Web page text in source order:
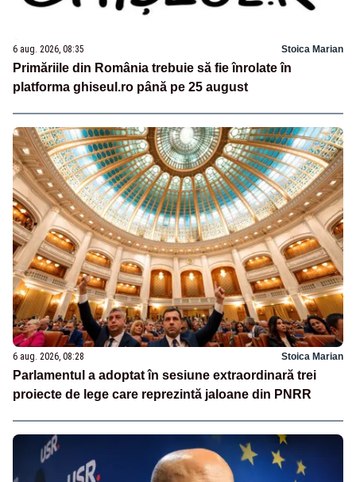
6 aug. 2026, 08:35 Stoica Marian
Primăriile din România trebuie să fie înrolate în
platforma ghiseul.ro până pe 25 august
6 aug. 2026, 08:28 Stoica Marian
Parlamentul a adoptat în sesiune extraordinară trei
proiecte de lege care reprezintă jaloane din PNRR